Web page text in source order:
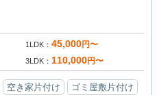
1LDK 45,000円〜
3LDK 110,000円〜
空き家片付け
ゴミ屋敷片付け